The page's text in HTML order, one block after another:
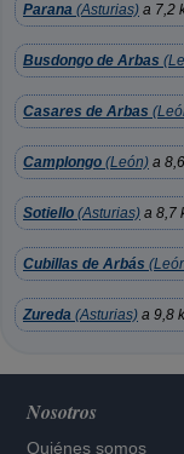
Parana (Asturias) a 7,2
Busdongo de Arbas
Casares de Arbas
Camplongo (León) a
Sotiello (Asturias) a 8,7
Cubillas de Arbás
Zureda (Asturias) a 9,8
Nosotros
Quiénes somos